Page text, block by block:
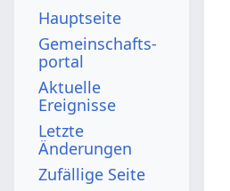
Hauptseite
Gemeinschafts­
portal
Aktuelle
Ereignisse
Letzte
Änderungen
Zufällige Seite